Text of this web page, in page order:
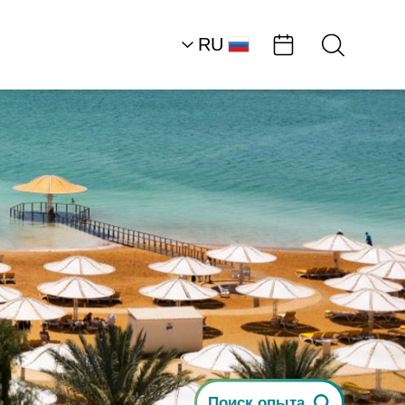
RU
Северная часть
Мертвого моря
Активный отдых:
нестандартные
решения
Джип Ори